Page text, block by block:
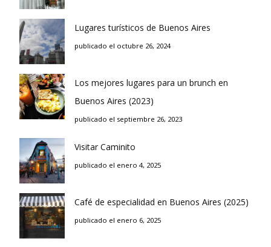
Lugares turísticos de Buenos Aires
publicado el octubre 26, 2024
Los mejores lugares para un brunch en
Buenos Aires (2023)
publicado el septiembre 26, 2023
Visitar Caminito
publicado el enero 4, 2025
Café de especialidad en Buenos Aires (2025)
publicado el enero 6, 2025